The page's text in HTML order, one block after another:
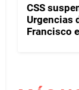
CSS
Urgencias
Francisco